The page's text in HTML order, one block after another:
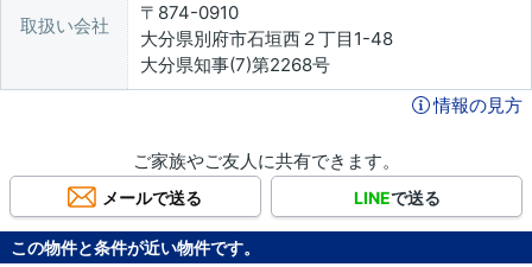
取扱い会社
〒874-0910
大分県別府市石垣西２丁目1-48
大分県知事(7)第2268号
情報の見方
ご家族やご友人に共有できます。
メールで送る LINEで送る
この物件と条件が近い物件です。